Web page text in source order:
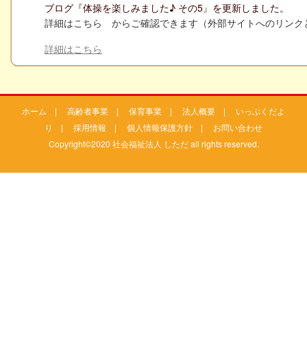
ブログ『体操を楽しみました♪ その5』 を更新しました。
詳細はこ ちら からご確認できます（外部サイトへのリンク
詳細はこちら
ホーム | 高齢者事業 | 保育事業 | 法人概要 | いっぷくだよ
り
| 採用情報 | 個人情報保護方針 | お問い合わせ
Copyright©2020 社会福祉法人 しただ all rights reserved.